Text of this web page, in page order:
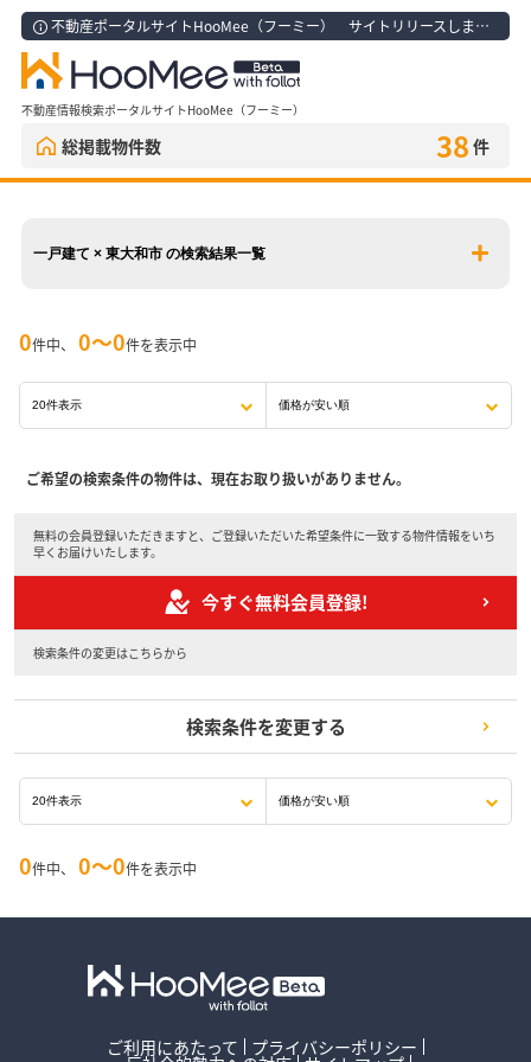
不動産ポータルサイトHooMee（フーミー） サイトリリースしました！
不動産情報検索ポータルサイトHooMee（フーミー）
総掲載物件数 38 件
一戸建て × 東大和市 の検索結果一覧
0件中、 0〜0件を表示中
ご希望の検索条件の物件は、現在お取り扱いがありません。
無料の会員登録いただきますと、ご登録いただいた希望条件に一致する物件情報をいち
早くお届けいたします。
今すぐ無料会員登録!
検索条件の変更はこちらから
検索条件を変更する
0件中、 0〜0件を表示中
ご利用にあたって プライバシーポリシー